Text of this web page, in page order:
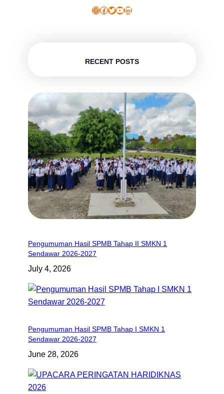
InstagramFacebook Twitter YouTube LinkedIn
RECENT POSTS
Pengumuman Hasil SPMB Tahap II SMKN 1
Sendawar 2026-2027
July 4, 2026
Pengumuman Hasil SPMB Tahap I SMKN 1
Sendawar 2026-2027
June 28, 2026